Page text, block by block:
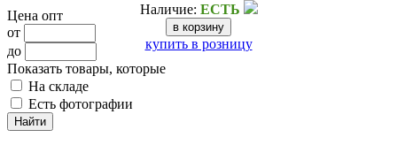
Наличие: ЕСТЬ
купить в розницу
Цена опт
от
до
Показать товары, которые
На складе
Есть фотографии